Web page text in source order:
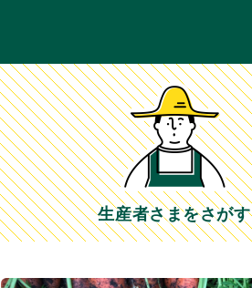
生産者さまをさがす